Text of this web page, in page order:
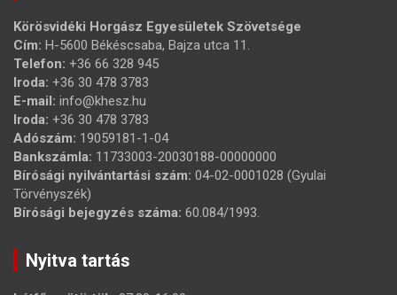
Körösvidéki Horgász Egyesületek Szövetsége
Cím: H-5600 Békéscsaba, Bajza utca 11.
Telefon: +36 66 328 945
Iroda: +36 30 478 3783
E-mail: info@khesz.hu
Iroda: +36 30 478 3783
Adószám: 19059181-1-04
Bankszámla: 11733003-20030188-00000000
Bírósági nyilvántartási szám: 04-02-0001028 (Gyulai
Törvényszék)
Bírósági bejegyzés száma: 60.084/1993.
Nyitva tartás